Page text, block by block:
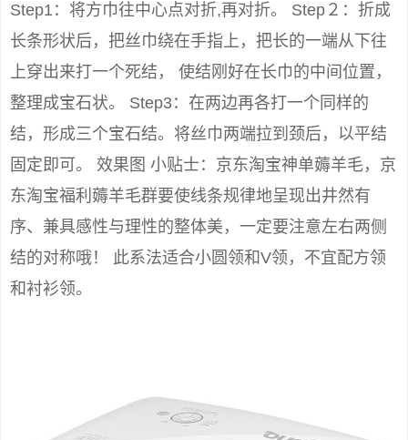
Step1：将方巾往中心点对折,再对折。 Step２：折成
长条形状后，把丝巾绕在手指上，把长的一端从下往
上穿出来打一个死结， 使结刚好在长巾的中间位置，
整理成宝石状。 Step3：在两边再各打一个同样的
结，形成三个宝石结。将丝巾两端拉到颈后，以平结
固定即可。 效果图 小贴士：京东淘宝神单薅羊毛，京
东淘宝福利薅羊毛群要使线条规律地呈现出井然有
序、兼具感性与理性的整体美，一定要注意左右两侧
结的对称哦！ 此系法适合小圆领和V领，不宜配方领
和衬衫领。